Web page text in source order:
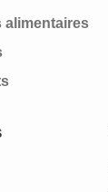
alimentaires